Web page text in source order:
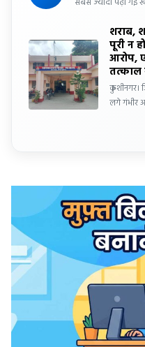
शराब,
पूरी न
आरोप,
तत्काल
कुशीनगर।
लगे गंभीर